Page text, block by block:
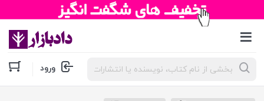
جستجوی
محصولات ورود